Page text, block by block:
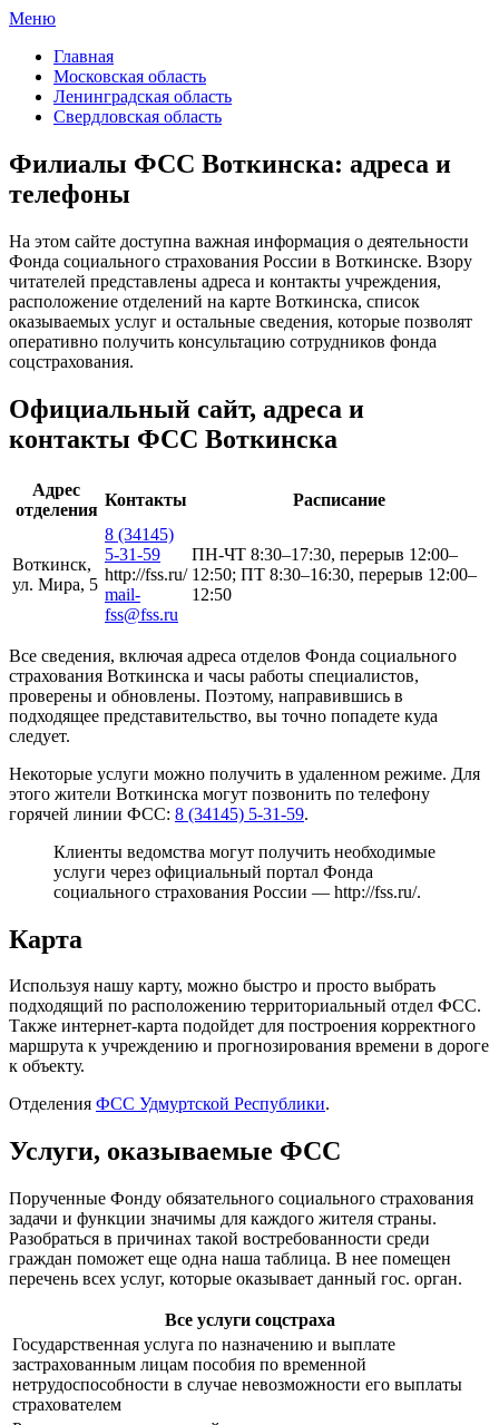
Меню
Главная
Московская область
Ленинградская область
Свердловская область
Филиалы ФСС Воткинска: адреса и
телефоны
На этом сайте доступна важная информация о деятельности
Фонда социального страхования России в Воткинске. Взору
читателей представлены адреса и контакты учреждения,
расположение отделений на карте Воткинска, список
оказываемых услуг и остальные сведения, которые позволят
оперативно получить консультацию сотрудников фонда
соцстрахования.
Официальный сайт, адреса и
контакты ФСС Воткинска
Адрес
отделения
Контакты Расписание
Воткинск,
ул. Мира, 5
8 (34145)
5-31-59
http://fss.ru/
mail-
fss@fss.ru
ПН-ЧТ 8:30–17:30, перерыв 12:00–
12:50; ПТ 8:30–16:30, перерыв 12:00–
12:50
Все сведения, включая адреса отделов Фонда социального
страхования Воткинска и часы работы специалистов,
проверены и обновлены. Поэтому, направившись в
подходящее представительство, вы точно попадете куда
следует.
Некоторые услуги можно получить в удаленном режиме. Для
этого жители Воткинска могут позвонить по телефону
горячей линии ФСС: 8 (34145) 5-31-59.
Клиенты ведомства могут получить необходимые
услуги через официальный портал Фонда
социального страхования России — http://fss.ru/.
Карта
Используя нашу карту, можно быстро и просто выбрать
подходящий по расположению территориальный отдел ФСС.
Также интернет-карта подойдет для построения корректного
маршрута к учреждению и прогнозирования времени в дороге
к объекту.
Отделения ФСС Удмуртской Республики.
Услуги, оказываемые ФСС
Порученные Фонду обязательного социального страхования
задачи и функции значимы для каждого жителя страны.
Разобраться в причинах такой востребованности среди
граждан поможет еще одна наша таблица. В нее помещен
перечень всех услуг, которые оказывает данный гос. орган.
Все услуги соцстраха
Государственная услуга по назначению и выплате
застрахованным лицам пособия по временной
нетрудоспособности в случае невозможности его выплаты
страхователем